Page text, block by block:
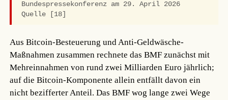
Bundespressekonferenz am 29. April 2026
Quelle [18]
Aus Bitcoin-Besteuerung und Anti-Geldwäsche-
Maßnahmen zusammen rechnete das BMF zunächst mit
Mehreinnahmen von rund zwei Milliarden Euro jährlich;
auf die Bitcoin-Komponente allein entfällt davon ein
nicht bezifferter Anteil. Das BMF wog lange zwei Wege